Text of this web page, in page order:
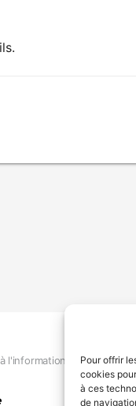
Pour offrir
cookies
à ces
de
l'information